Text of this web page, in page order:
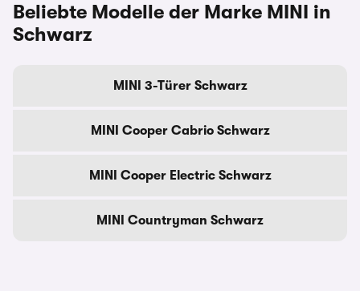
Beliebte Modelle der Marke MINI in
Schwarz
MINI 3-Türer Schwarz
MINI Cooper Cabrio Schwarz
MINI Cooper Electric Schwarz
MINI Countryman Schwarz